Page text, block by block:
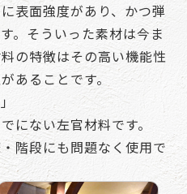
表面強度があり、かつ弾
。そういった素材は今ま
の特徴はその高い機能性
あることです。
にない左官材料です。
階段にも問題なく使用で